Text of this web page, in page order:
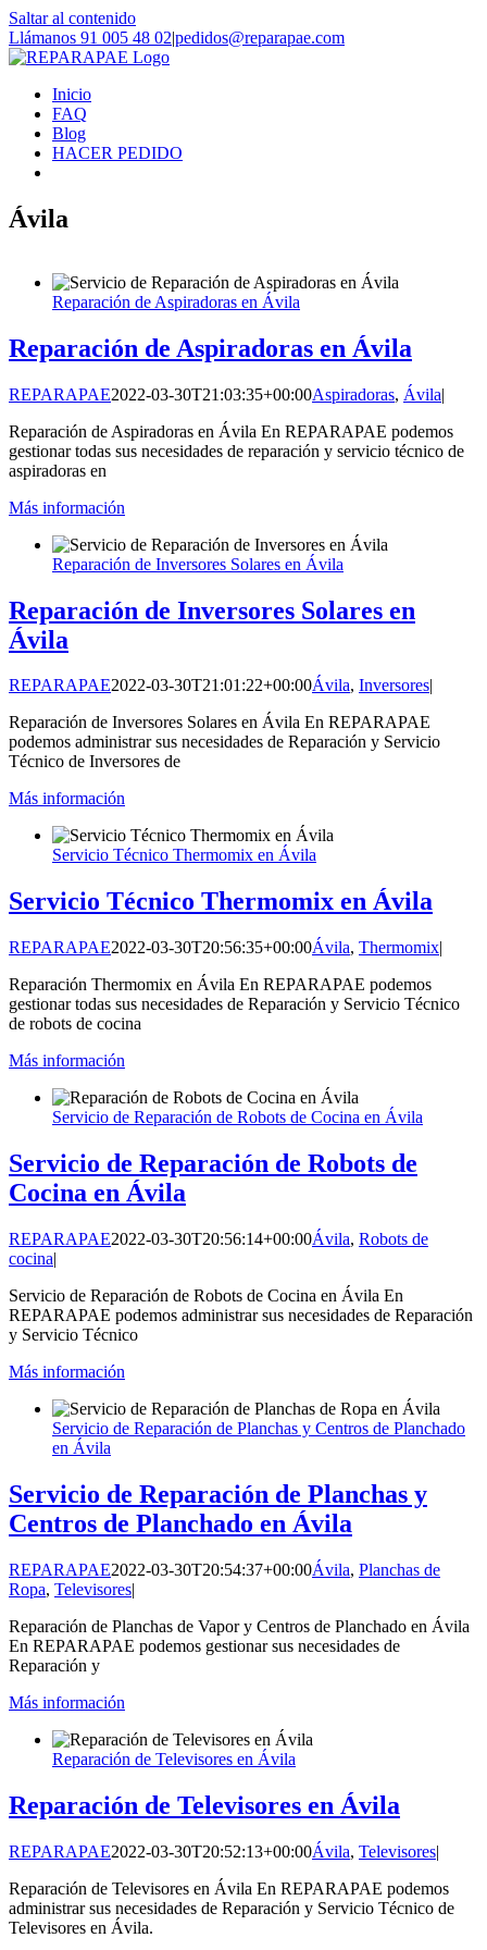
Saltar al contenido
Llámanos 91 005 48 02|pedidos@reparapae.com
Inicio
FAQ
Blog
HACER PEDIDO
Ávila
Reparación de Aspiradoras en Ávila
Reparación de Aspiradoras en Ávila
REPARAPAE2022-03-30T21:03:35+00:00Aspiradoras, Ávila|
Reparación de Aspiradoras en Ávila En REPARAPAE podemos
gestionar todas sus necesidades de reparación y servicio técnico de
aspiradoras en
Más información
Reparación de Inversores Solares en Ávila
Reparación de Inversores Solares en
Ávila
REPARAPAE2022-03-30T21:01:22+00:00Ávila, Inversores|
Reparación de Inversores Solares en Ávila En REPARAPAE
podemos administrar sus necesidades de Reparación y Servicio
Técnico de Inversores de
Más información
Servicio Técnico Thermomix en Ávila
Servicio Técnico Thermomix en Ávila
REPARAPAE2022-03-30T20:56:35+00:00Ávila, Thermomix|
Reparación Thermomix en Ávila En REPARAPAE podemos
gestionar todas sus necesidades de Reparación y Servicio Técnico
de robots de cocina
Más información
Servicio de Reparación de Robots de Cocina en Ávila
Servicio de Reparación de Robots de
Cocina en Ávila
REPARAPAE2022-03-30T20:56:14+00:00Ávila, Robots de
cocina|
Servicio de Reparación de Robots de Cocina en Ávila En
REPARAPAE podemos administrar sus necesidades de Reparación
y Servicio Técnico
Más información
Servicio de Reparación de Planchas y Centros de Planchado
en Ávila
Servicio de Reparación de Planchas y
Centros de Planchado en Ávila
REPARAPAE2022-03-30T20:54:37+00:00Ávila, Planchas de
Ropa, Televisores|
Reparación de Planchas de Vapor y Centros de Planchado en Ávila
En REPARAPAE podemos gestionar sus necesidades de
Reparación y
Más información
Reparación de Televisores en Ávila
Reparación de Televisores en Ávila
REPARAPAE2022-03-30T20:52:13+00:00Ávila, Televisores|
Reparación de Televisores en Ávila En REPARAPAE podemos
administrar sus necesidades de Reparación y Servicio Técnico de
Televisores en Ávila.